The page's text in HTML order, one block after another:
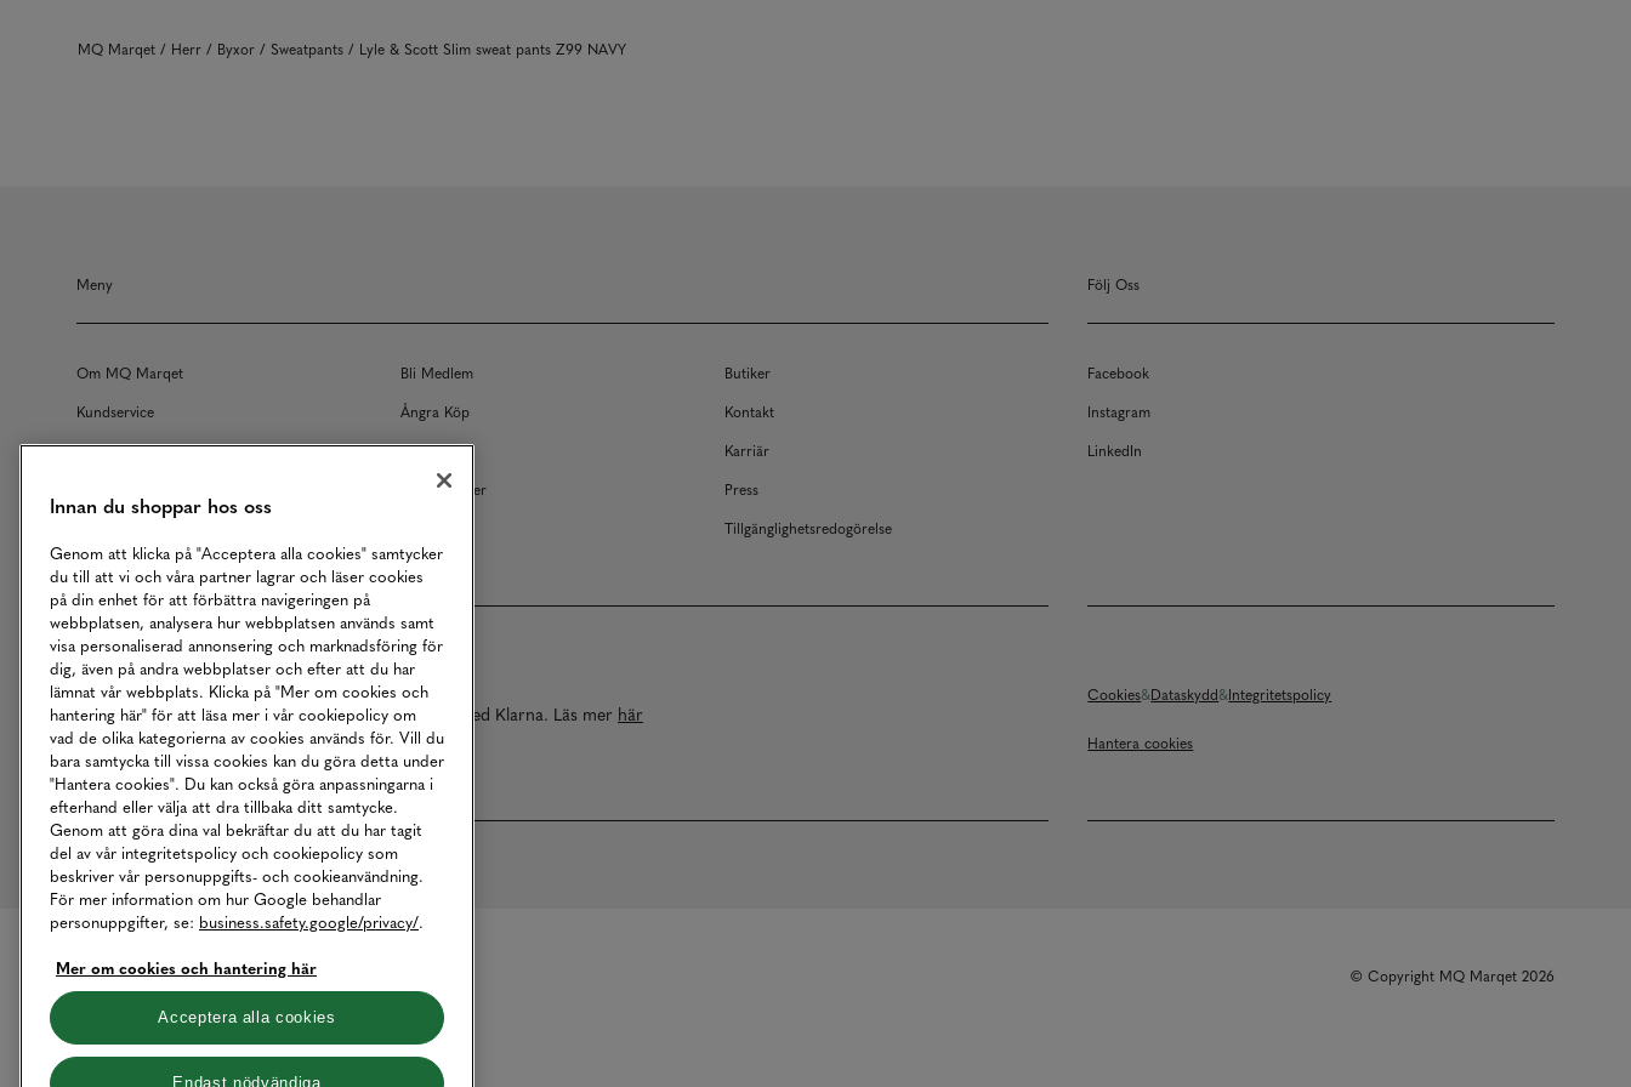
MQ Marqet Herr Byxor Sweatpants Lyle & Scott Slim sweat pants Z99 NAVY
Meny
Om MQ Marqet Bli Medlem
Butiker
Kundservice
Ångra Köp
Kontakt
Returer
Köpvillkor
Karriär
Våra Tjänster
Press
Tillgänglighetsredogörelse
Följ Oss
Facebook
Instagram
LinkedIn
Betalningar online sköts i samarbete med Klarna. Läs mer här
Cookies Dataskydd Integritetspolicy
Hantera cookies
© Copyright MQ Marqet 2026
Innan du shoppar hos oss
Genom att klicka på "Acceptera alla cookies" samtycker
du till att vi och våra partner lagrar och läser cookies
på din enhet för att förbättra navigeringen på
webbplatsen, analysera hur webbplatsen används samt
visa personaliserad annonsering och marknadsföring för
dig, även på andra webbplatser och efter att du har
lämnat vår webbplats. Klicka på "Mer om cookies och
hantering här" för att läsa mer i vår cookiepolicy om
vad de olika kategorierna av cookies används för. Vill du
bara samtycka till vissa cookies kan du göra detta under
"Hantera cookies". Du kan också göra anpassningarna i
efterhand eller välja att dra tillbaka ditt samtycke.
Genom att göra dina val bekräftar du att du har tagit
del av vår integritetspolicy och cookiepolicy som
beskriver vår personuppgifts- och cookieanvändning.
För mer information om hur Google behandlar
personuppgifter, se: business.safety.google/privacy/.
Mer om cookies och hantering här
Acceptera alla cookies
Endast nödvändiga